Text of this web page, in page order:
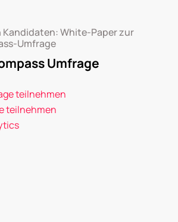
Kandidaten: White-Paper zur
Umfrage
Umfrage
teilnehmen
teilnehmen